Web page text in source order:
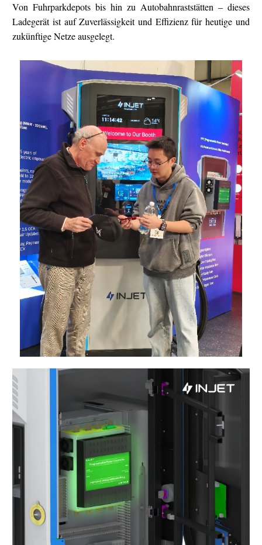
Von Fuhrparkdepots bis hin zu Autobahnraststätten – dieses
Ladegerät ist auf Zuverlässigkeit und Effizienz für heutige und
zukünftige Netze ausgelegt.